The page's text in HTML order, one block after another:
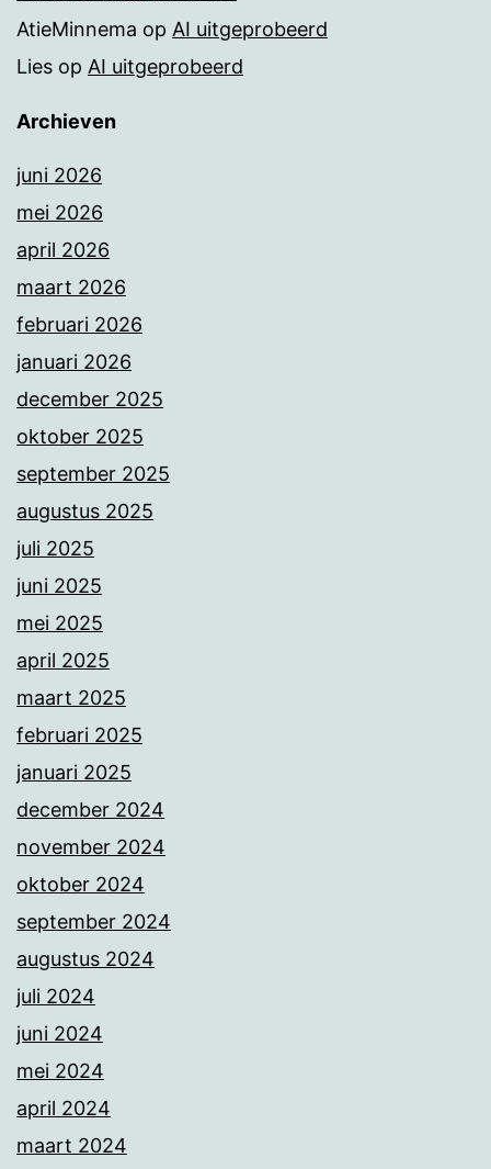
AtieMinnema op AI uitgeprobeerd
Lies op AI uitgeprobeerd
Archieven
juni 2026
mei 2026
april 2026
maart 2026
februari 2026
januari 2026
december 2025
oktober 2025
september 2025
augustus 2025
juli 2025
juni 2025
mei 2025
april 2025
maart 2025
februari 2025
januari 2025
december 2024
november 2024
oktober 2024
september 2024
augustus 2024
juli 2024
juni 2024
mei 2024
april 2024
maart 2024